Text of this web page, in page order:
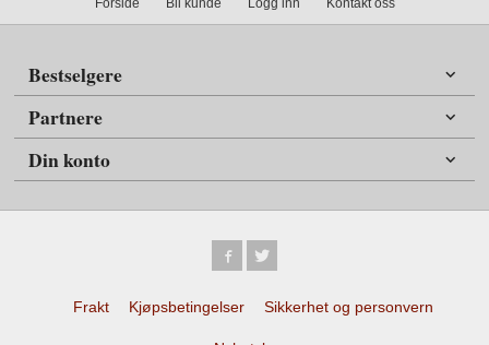
Forside Bli kunde Logg inn Kontakt oss
Bestselgere
Partnere
Din konto
Frakt Kjøpsbetingelser Sikkerhet og personvern